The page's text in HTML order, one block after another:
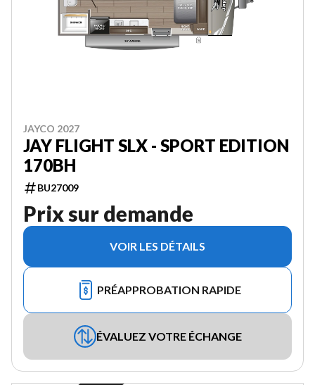
JAYCO 2027
JAY FLIGHT SLX - SPORT EDITION
170BH
BU27009
Prix sur demande
VOIR LES DÉTAILS
PRÉAPPROBATION RAPIDE
ÉVALUEZ VOTRE ÉCHANGE